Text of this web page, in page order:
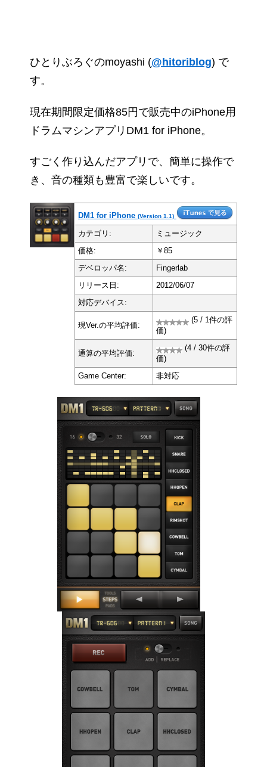
ひとりぶろぐのmoyashi (@hitoriblog) で
す。
現在期間限定価格85円で販売中のiPhone用
ドラムマシンアプリDM1 for iPhone。
すごく作り込んだアプリで、簡単に操作で
き、音の種類も豊富で楽しいです。
DM1 for iPhone (Version 1.1)
カテゴリ:
ミュージック
価格:
￥85
デベロッパ名:
Fingerlab
リリース日:
2012/06/07
対応デバイス:
現Ver.の平均評価:
(5 / 1件の評
価)
通算の平均評価:
(4 / 30件の評
価)
Game Center:
非対応